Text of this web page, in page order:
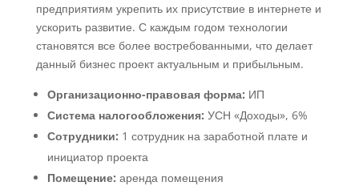
предприятиям укрепить их присутствие в интернете и
ускорить развитие. С каждым годом технологии
становятся все более востребованными, что делает
данный бизнес проект актуальным и прибыльным.
Организационно-правовая форма: ИП
Система налогообложения: УСН «Доходы», 6%
Сотрудники: 1 сотрудник на заработной плате и
инициатор проекта
Помещение: аренда помещения